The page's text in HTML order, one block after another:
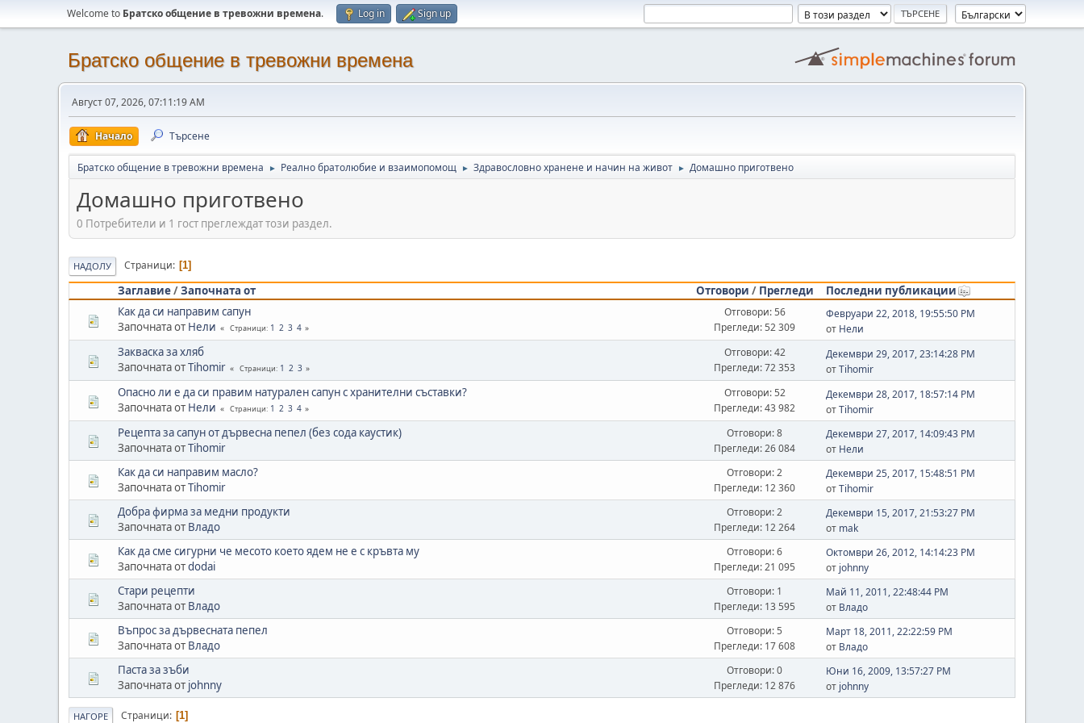
Welcome to Братско общение в тревожни времена. Log in Sign up
Братско общение в тревожни времена
Август 07, 2026, 07:11:19 AM
Начало Търсене
Братско общение в тревожни времена ► Реално братолюбие и взаимопомощ ► Здравословно хранене и начин на живот ► Домашно приготвено
Домашно приготвено
0 Потребители и 1 гост преглеждат този раздел.
НАДОЛУ Страници 1
Заглавие/Започната от Отговори / Прегледи
Последни публикации
Как да си направим сапун
Започната от Нели Страници 1 2 3 4
Отговори: 56
Прегледи: 52 309
Февруари 22, 2018, 19:55:50 PM
от Нели
Закваска за хляб
Започната отTihomir Страници 1 2 3
Отговори: 42
Прегледи: 72 353
Декември 29, 2017, 23:14:28 PM
отTihomir
Опасно ли е да си правим натурален сапун с хранителни съставки?
Започната от Нели Страници 1 2 3 4
Отговори: 52
Прегледи: 43 982
Декември 28, 2017, 18:57:14 PM
отTihomir
Рецепта за сапун от дървесна пепел (без сода каустик)
Започната отTihomir
Отговори: 8
Прегледи: 26 084
Декември 27, 2017, 14:09:43 PM
от Нели
Как да си направим масло?
Започната отTihomir
Отговори: 2
Прегледи: 12 360
Декември 25, 2017, 15:48:51 PM
отTihomir
Добра фирма за медни продукти
Започната от Владо
Отговори: 2
Прегледи: 12 264
Декември 15, 2017, 21:53:27 PM
от mak
Как да сме сигурни че месото което ядем не е с кръвта му
Започната отdodai
Отговори: 6
Прегледи: 21 095
Октомври 26, 2012, 14:14:23 PM
от johnny
Стари рецепти
Започната от Владо
Отговори: 1
Прегледи: 13 595
Май 11, 2011, 22:48:44 PM
от Владо
Въпрос за дървесната пепел
Започната от Владо
Отговори: 5
Прегледи: 17 608
Март 18, 2011, 22:22:59 PM
от Владо
Паста за зъби
Започната от johnny
Отговори: 0
Прегледи: 12 876
Юни 16, 2009, 13:57:27 PM
от johnny
НАГОРЕ Страници 1